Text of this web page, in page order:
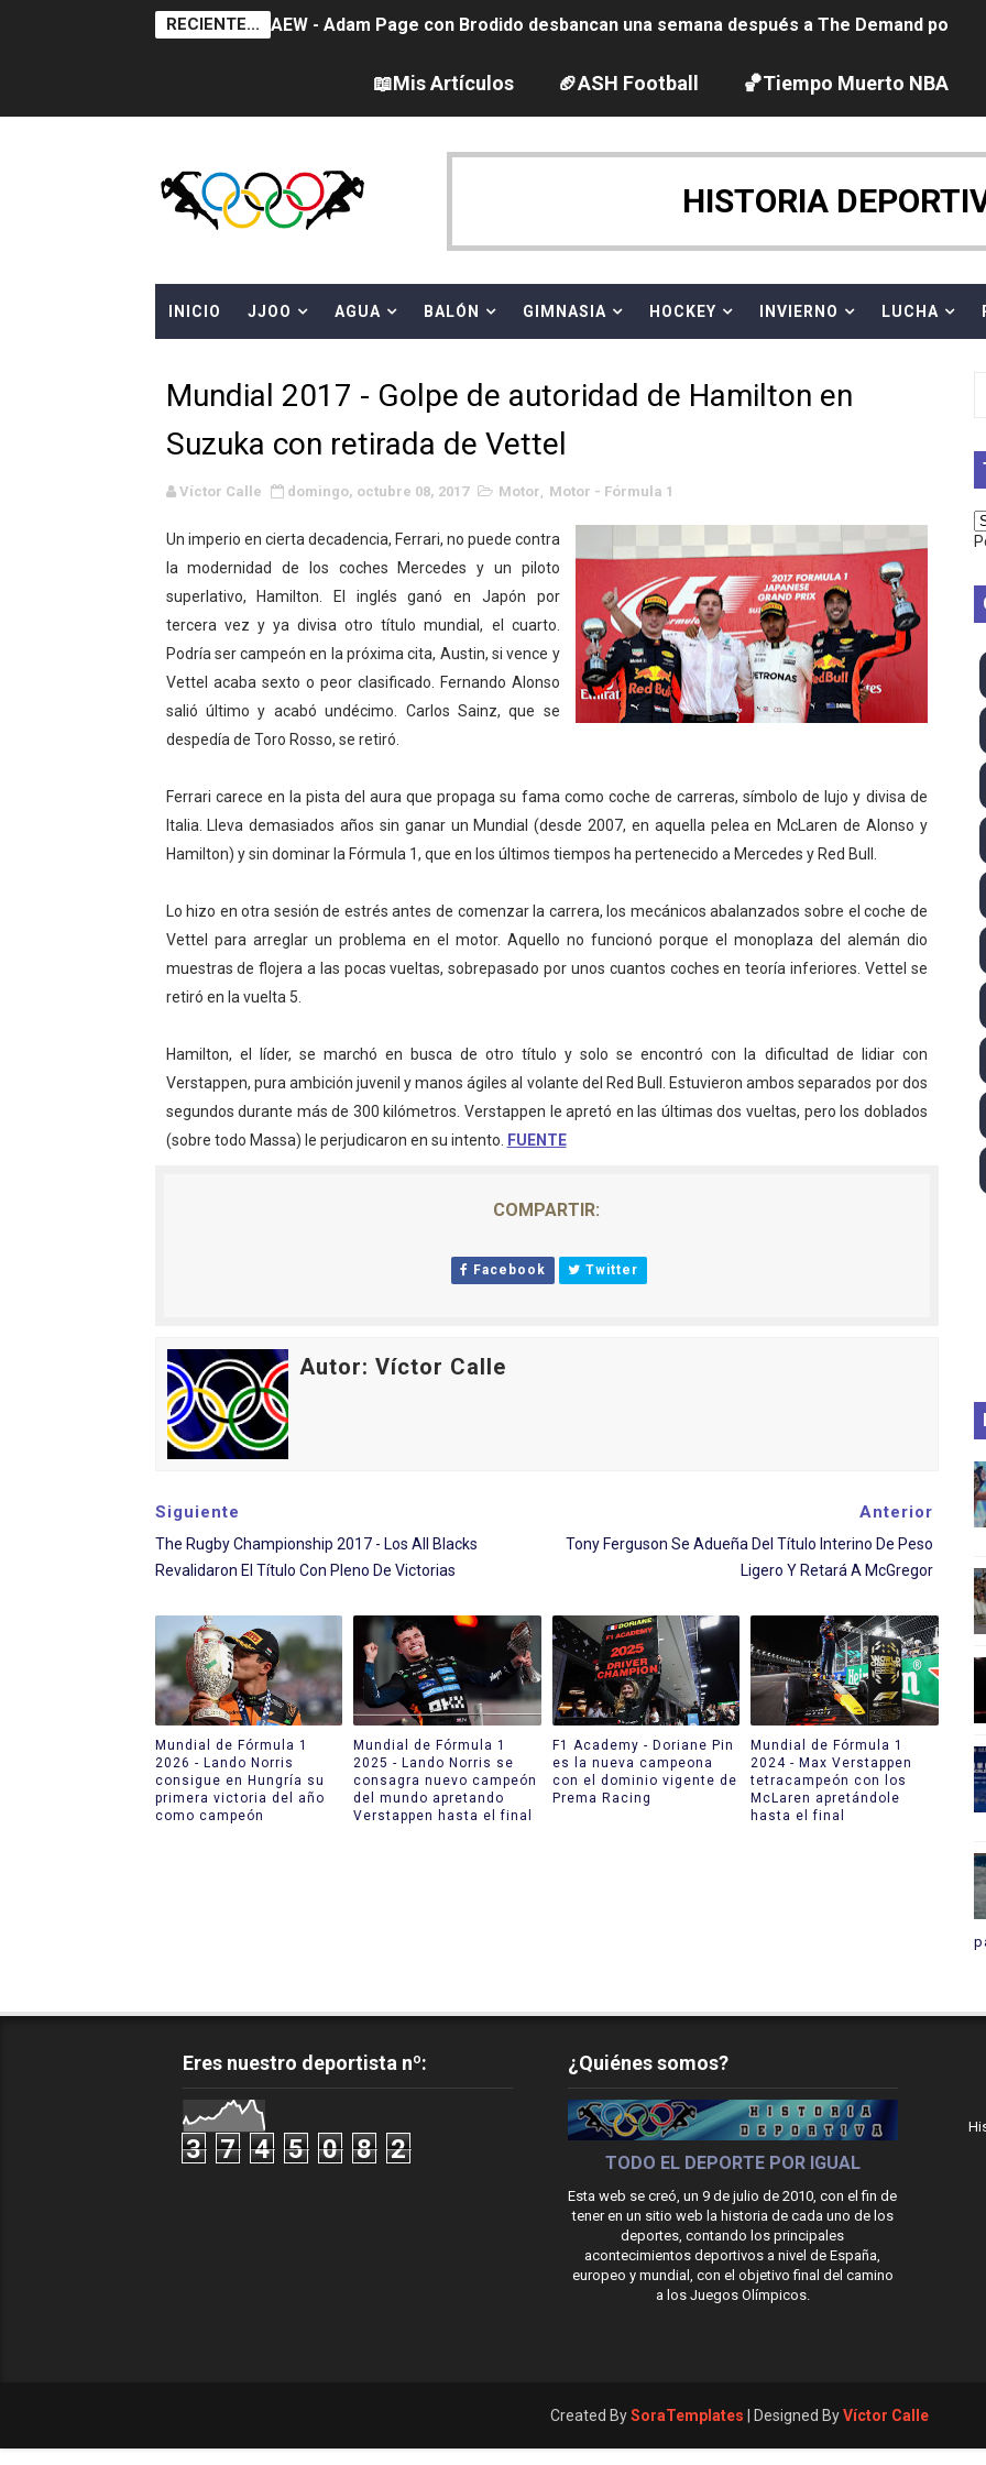
RECIENTE... AEW - Adam Page con Brodido desbancan una semana después a The Demand por
Tour de Francia femenino 2026 - Etapa 5
Women's Pro Baseball League 2026
Campeonato de Europa en aguas abiertas 2026 (París, Francia) - Dobletes de
Campeonato de Europa de pentatlón moderno 2026 (Estambul, Turquía)
Canadá Open 2026
Grandes éxitos por fin para Chelsea Green, Chad Gable y Baron Corbin en SummerSlam
Campeonato de Europa de MTB 2026 (Monteceneri, Suiza) - Charlie Aldridge y Sina
Campeonato de Europa de remo 2026 (Varese, Italia) - Rumanía, Alemania y Gran
Mundial de lacrosse femenino 2026 (Tokio, Japón) - Estados Unidos invencibles, ya
Máxima celebración en el último Impact! con Jason Hotch como nuevo TNA
Mundial de esgrima 2026 (Hong Kong) - La delegación italiana arrasa con 4 oros y 4
Raquel Rodriguez es la nueva monarca Intercontinental, su primer título individual en
Athletes Unlimited Softball League 2026 - Las Utah Talons son bicampeonas de la
Mundial de piragüismo slalom 2026 (Oklahoma City, Estados Unidos) - Miquel Travé
Tour de Francia masculino 2026 - Tadej Pogacar entra en el selecto grupo de los
Mundial de Fórmula 1 2026 - Lando Norris consigue en Hungría su primera victoria
Copa del Mundo femenina 2026 - Estados Unidos campeón dejando a España a las
Campeonato de Europa de saltos 2026 (París, Francia) - Medalla de bronce para
Campeonato de Europa de natación artística 2026 (París, Francia) - España domina
📖Mis Artículos 🏈ASH Football 🏀Tiempo Muerto NBA
HISTORIA
INICIO JJOO AGUA BALÓN GIMNASIA HOCKEY INVIERNO LUCHA
Mundial 2017 - Golpe de autoridad de Hamilton en
Suzuka con retirada de Vettel
Víctor Calle domingo, octubre 08, 2017 Motor, Motor - Fórmula 1
Un imperio en cierta decadencia, Ferrari, no puede contra
la modernidad de los coches Mercedes y un piloto
superlativo, Hamilton. El inglés ganó en Japón por
tercera vez y ya divisa otro título mundial, el cuarto.
Podría ser campeón en la próxima cita, Austin, si vence y
Vettel acaba sexto o peor clasificado. Fernando Alonso
salió último y acabó undécimo. Carlos Sainz, que se
despedía de Toro Rosso, se retiró.
Ferrari carece en la pista del aura que propaga su fama como coche de carreras, símbolo de lujo y divisa de
Italia. Lleva demasiados años sin ganar un Mundial (desde 2007, en aquella pelea en McLaren de Alonso y
Hamilton) y sin dominar la Fórmula 1, que en los últimos tiempos ha pertenecido a Mercedes y Red Bull.
Lo hizo en otra sesión de estrés antes de comenzar la carrera, los mecánicos abalanzados sobre el coche de
Vettel para arreglar un problema en el motor. Aquello no funcionó porque el monoplaza del alemán dio
muestras de flojera a las pocas vueltas, sobrepasado por unos cuantos coches en teoría inferiores. Vettel se
retiró en la vuelta 5.
Hamilton, el líder, se marchó en busca de otro título y solo se encontró con la dificultad de lidiar con
Verstappen, pura ambición juvenil y manos ágiles al volante del Red Bull. Estuvieron ambos separados por dos
segundos durante más de 300 kilómetros. Verstappen le apretó en las últimas dos vueltas, pero los doblados
(sobre todo Massa) le perjudicaron en su intento.
FUENTE
COMPARTIR:
Facebook Twitter
Autor: Víctor Calle
Siguiente
The Rugby Championship 2017 - Los All Blacks
Revalidaron El Título Con Pleno De Victorias
Anterior
Tony Ferguson Se Adueña Del Título Interino De Peso
Ligero Y Retará A McGregor
Mundial de Fórmula 1
2026 - Lando Norris
consigue en Hungría su
primera victoria del año
como campeón
Mundial de Fórmula 1
2025 - Lando Norris se
consagra nuevo campeón
del mundo apretando
Verstappen hasta el final
F1 Academy - Doriane Pin
es la nueva campeona
con el dominio vigente de
Prema Racing
Mundial de Fórmula 1
2024 - Max Verstappen
tetracampeón con los
McLaren apretándole
hasta el final
Eres nuestro deportista nº:
3 7 4 5 0 8 2
¿Quiénes somos?
TODO EL DEPORTE POR IGUAL
Esta web se creó, un 9 de julio de 2010, con el fin de
tener en un sitio web la historia de cada uno de los
deportes, contando los principales
acontecimientos deportivos a nivel de España,
europeo y mundial, con el objetivo final del camino
a los Juegos Olímpicos.
Created BySoraTemplates | Designed ByVíctor Calle